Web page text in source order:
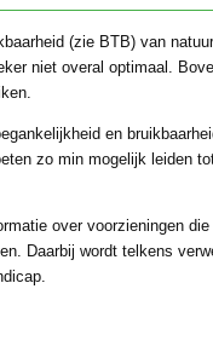
(zie BTB) van
niet overal optimaal.
en
zo min mogelijk leiden
over voorzieningen
Daarbij wordt telkens